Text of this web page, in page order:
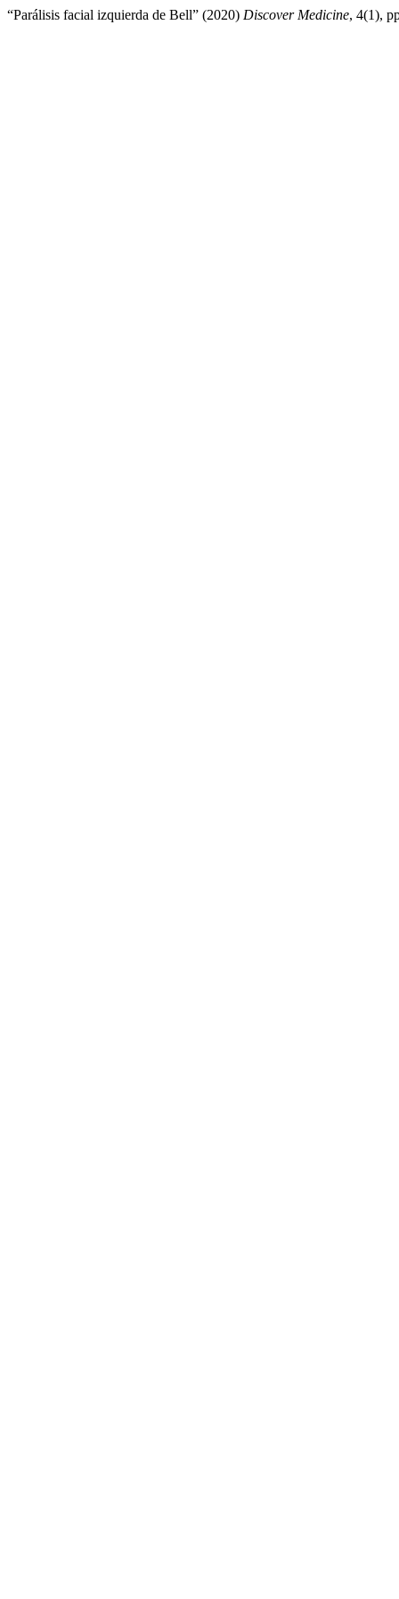
“Parálisis facial izquierda de Bell” (2020) Discover Medicine, 4(1),